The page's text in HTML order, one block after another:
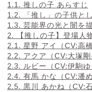
1.1. 推しの子 あらすじ
1.2.
「推し」の子供と
1.3. 芸能界の光と闇を
2.
【推しの子】登場人
2.1. 星野 アイ（CV:高橋
2.2. アクア（CV:大塚剛
2.3. ルビー（CV:伊駒ゆ
2.4. 有馬 かな（CV:潘め
2.5. 黒川 あかね（CV: